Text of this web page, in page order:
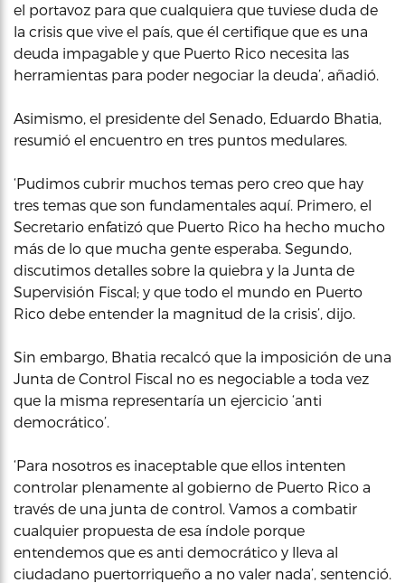
el portavoz para que cualquiera que tuviese duda de
la crisis que vive el país, que él certifique que es una
deuda impagable y que Puerto Rico necesita las
herramientas para poder negociar la deuda’, añadió.
Asimismo, el presidente del Senado, Eduardo Bhatia,
resumió el encuentro en tres puntos medulares.
‘Pudimos cubrir muchos temas pero creo que hay
tres temas que son fundamentales aquí. Primero, el
Secretario enfatizó que Puerto Rico ha hecho mucho
más de lo que mucha gente esperaba. Segundo,
discutimos detalles sobre la quiebra y la Junta de
Supervisión Fiscal; y que todo el mundo en Puerto
Rico debe entender la magnitud de la crisis’, dijo.
Sin embargo, Bhatia recalcó que la imposición de una
Junta de Control Fiscal no es negociable a toda vez
que la misma representaría un ejercicio ‘anti
democrático’.
‘Para nosotros es inaceptable que ellos intenten
controlar plenamente al gobierno de Puerto Rico a
través de una junta de control. Vamos a combatir
cualquier propuesta de esa índole porque
entendemos que es anti democrático y lleva al
ciudadano puertorriqueño a no valer nada’, sentenció.